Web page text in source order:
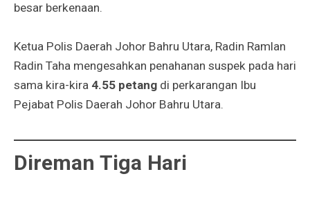
besar berkenaan.
Ketua Polis Daerah Johor Bahru Utara, Radin Ramlan
Radin Taha mengesahkan penahanan suspek pada hari
sama kira-kira 4.55 petang di perkarangan Ibu
Pejabat Polis Daerah Johor Bahru Utara.
Direman Tiga Hari